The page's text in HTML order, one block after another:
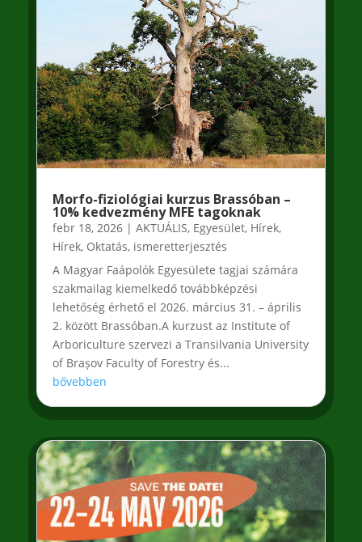
Morfo-fiziológiai kurzus Brassóban –
10% kedvezmény MFE tagoknak
febr 18, 2026| AKTUÁLIS, Egyesület, Hírek,
Hírek, Oktatás, ismeretterjesztés
A Magyar Faápolók Egyesülete tagjai számára
szakmailag kiemelkedő továbbképzési
lehetőség érhető el 2026. március 31. – április
2. között Brassóban.A kurzust az Institute of
Arboriculture szervezi a Transilvania University
of Brașov Faculty of Forestry és...
bővebben